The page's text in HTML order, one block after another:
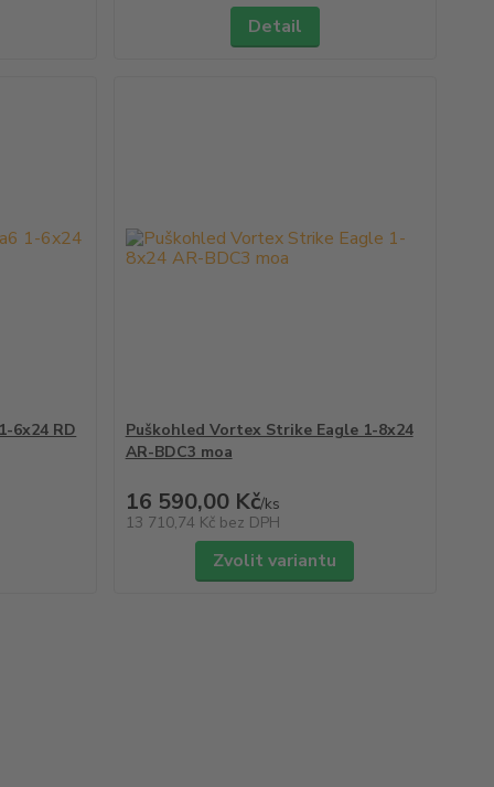
Detail
6x24 RD
Puškohled Vortex Strike Eagle 1-8x24
AR-BDC3 moa
16 590,00 Kč/ks
13 710,74 Kč bez DPH
Zvolit variantu